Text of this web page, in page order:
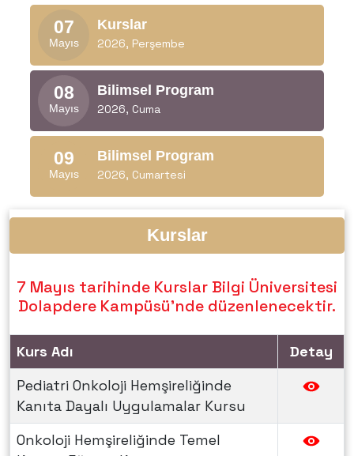
07
Mayıs
Kurslar
2026, Perşembe
08
Mayıs
Bilimsel Program
2026, Cuma
09
Mayıs
Bilimsel Program
2026, Cumartesi
Kurslar
7 Mayıs tarihinde Kurslar Bilgi Üniversitesi
Dolapdere Kampüsü'nde düzenlenecektir.
Kurs Adı
Detay
Pediatri Onkoloji Hemşireliğinde
Kanıta Dayalı Uygulamalar Kursu
Onkoloji Hemşireliğinde Temel